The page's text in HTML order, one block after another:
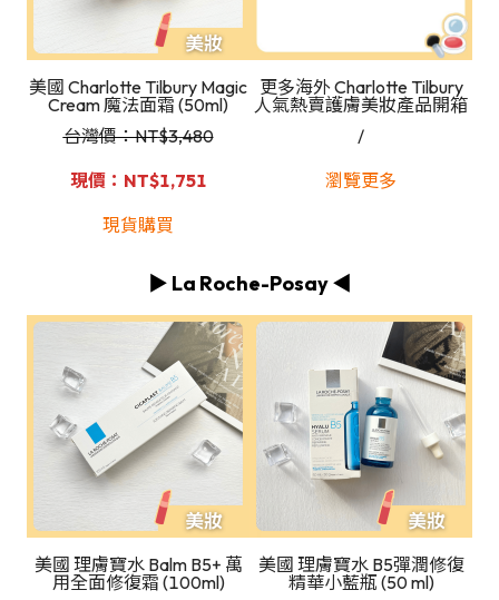
美國 Charlotte Tilbury Magic
Cream 魔法面霜 (50ml)
台灣價：NT$3,480
現價：NT$1,751
現貨購買
更多海外 Charlotte Tilbury
人氣熱賣護膚美妝產品開箱
/
瀏覽更多
▶️ La Roche-Posay ◀️
美國 理膚寶水 Balm B5+ 萬
用全面修復霜 (100ml)
美國 理膚寶水 B5彈潤修復
精華小藍瓶 (50 ml)